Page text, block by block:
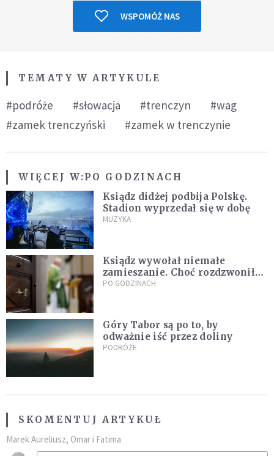
WSPOMÓŻ NAS
TEMATY W ARTYKULE
#podróże #słowacja #trenczyn
#wag
#zamek trenczyński
#zamek w trenczynie
WIĘCEJ W:PO GODZINACH
Ksiądz didżej podbija Polskę.
Stadion wyprzedał się w dobę
MUZYKA
Ksiądz wywołał niemałe
zamieszanie. Choć rozdzwoniły
się telefony z całego kraju,
PO GODZINACH
Góry Tabor są po to, by
odważnie iść przez doliny
PODRÓŻE
SKOMENTUJ ARTYKUŁ
Marek Aureliusz, Omar i Fatima